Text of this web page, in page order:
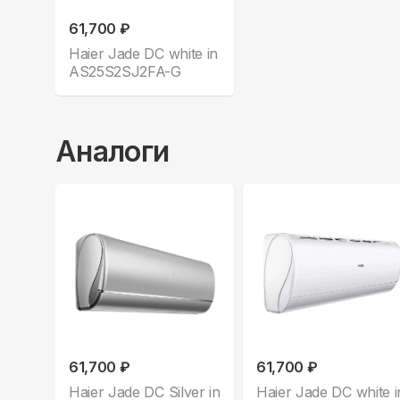
61,700 ₽
Haier Jade DC white in
AS25S2SJ2FA-G
Аналоги
61,700 ₽
Haier Jade DC Silver in
61,700 ₽
Haier Jade DC white